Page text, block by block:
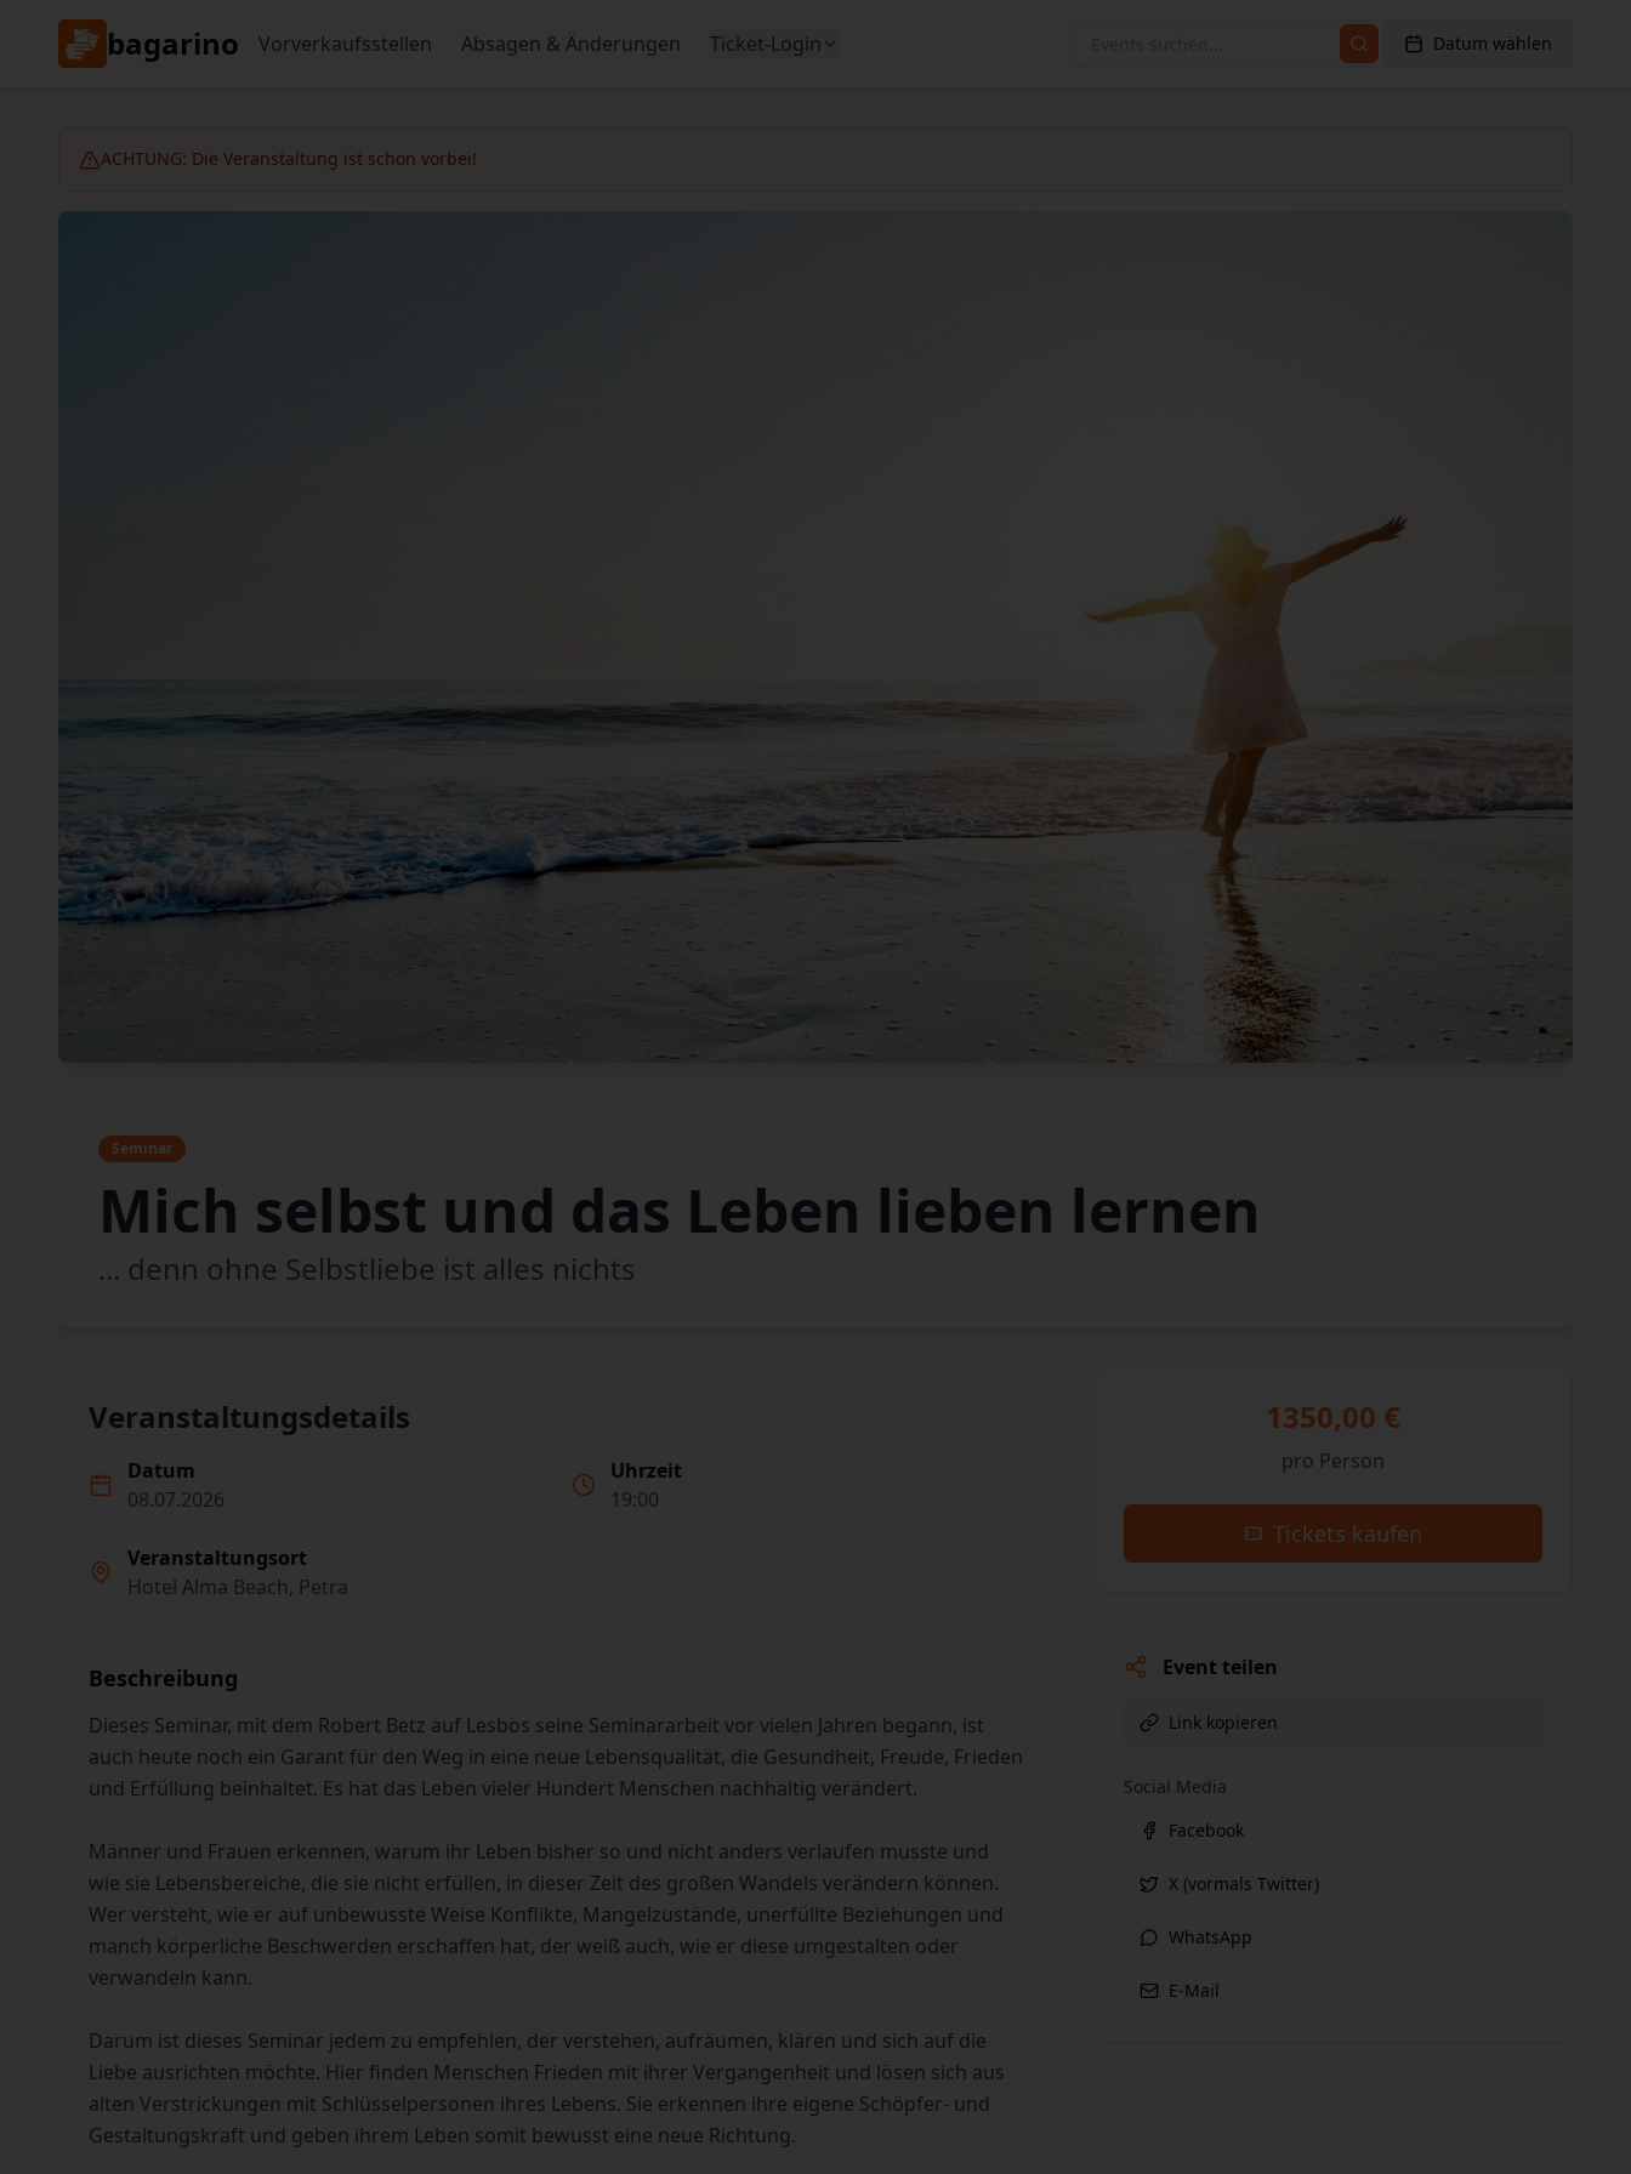
bagarino Vorverkaufsstellen Absagen & Änderungen Ticket-Login Datum wählen
ACHTUNG: Die Veranstaltung ist schon vorbei!
Seminar
Mich selbst und das Leben lieben lernen
... denn ohne Selbstliebe ist alles nichts
Veranstaltungsdetails
Datum
08.07.2026
Uhrzeit
19:00
Veranstaltungsort
Hotel Alma Beach, Petra
Beschreibung
Dieses Seminar, mit dem Robert Betz auf Lesbos seine Seminararbeit vor vielen Jahren begann, ist
auch heute noch ein Garant für den Weg in eine neue Lebensqualität, die Gesundheit, Freude, Frieden
und Erfüllung beinhaltet. Es hat das Leben vieler Hundert Menschen nachhaltig verändert.
Männer und Frauen erkennen, warum ihr Leben bisher so und nicht anders verlaufen musste und
wie sie Lebensbereiche, die sie nicht erfüllen, in dieser Zeit des großen Wandels verändern können.
Wer versteht, wie er auf unbewusste Weise Konflikte, Mangelzustände, unerfüllte Beziehungen und
manch körperliche Beschwerden erschaffen hat, der weiß auch, wie er diese umgestalten oder
verwandeln kann.
Darum ist dieses Seminar jedem zu empfehlen, der verstehen, aufräumen, klären und sich auf die
Liebe ausrichten möchte. Hier finden Menschen Frieden mit ihrer Vergangenheit und lösen sich aus
alten Verstrickungen mit Schlüsselpersonen ihres Lebens. Sie erkennen ihre eigene Schöpfer- und
Gestaltungskraft und geben ihrem Leben somit bewusst eine neue Richtung.
1350,00 €
pro Person
Tickets kaufen
Event teilen
Link kopieren
Social Media
Facebook
X (vormals Twitter)
WhatsApp
E-Mail